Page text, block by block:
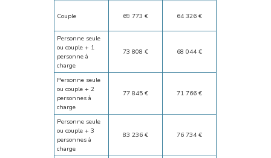
Couple 69 773 € 64 326 €
Personne seule
ou couple + 1
personne à
charge
73 808 € 68 044 €
Personne seule
ou couple + 2
personnes à
charge
77 845 € 71 766 €
Personne seule
ou couple + 3
personnes à
charge
83 236 € 76 734 €